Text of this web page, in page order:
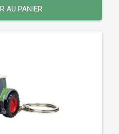
AU PANIER